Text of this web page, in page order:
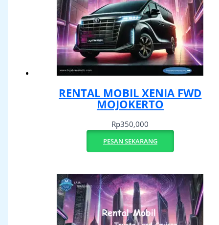
RENTAL MOBIL XENIA FWD
MOJOKERTO
Rp350,000
PESAN SEKARANG